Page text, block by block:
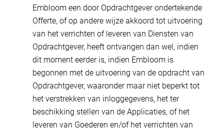
Embloom een door Opdrachtgever ondertekende
Offerte, of op andere wijze akkoord tot uitvoering
van het verrichten of leveren van Diensten van
Opdrachtgever, heeft ontvangen dan wel, indien
dit moment eerder is, indien Embloom is
begonnen met de uitvoering van de opdracht van
Opdrachtgever, waaronder maar niet beperkt tot
het verstrekken van inloggegevens, het ter
beschikking stellen van de Applicaties, of het
leveren van Goederen en/of het verrichten van